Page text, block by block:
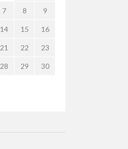
7 8 9
14 15 16
21 22 23
28 29 30